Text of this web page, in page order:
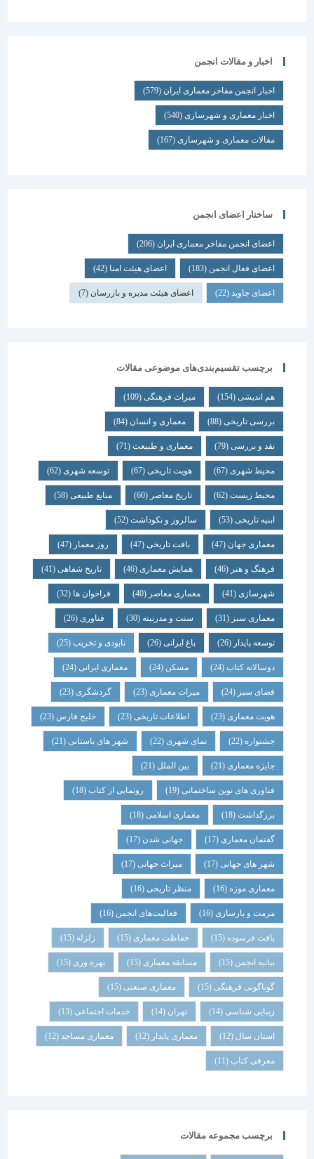
اخبار و مقالات انجمن
اخبار انجمن مفاخر معماری ایران (579)
اخبار معماری و شهرسازی(540)
مقالات معماری و شهرسازی(167)
ساختار اعضای انجمن
اعضای انجمن مفاخر معماری ایران (206)
اعضای فعال انجمن(183) اعضای هیئت امنا(42)
اعضای جاوید(22) اعضای هیئت مدیره و بازرسان(7)
برچسب تقسیم‌بندی‌های موضوعی مقالات
هم اندیشی (154) میراث فرهنگی (109)
بررسی تاریخی (88) معماری و انسان (84)
نقد و بررسی (79) معماری و طبیعت (71)
محیط شهری(67) هویت تاریخی(67) توسعه شهری(62)
محیط زیست(62) تاریخ معاصر(60) منابع طبیعی(58)
ابنیه تاریخی(53) سالروز و نکوداشت(52)
معماری جهان (47) بافت تاریخی(47) روز معمار(47)
فرهنگ و هنر(46) همایش معماری (46) تاریخ شفاهی (41)
شهرسازی(41) معماری معاصر(40) فراخوان ها (32)
معماری سبز(31) سنت و مدرنیته(30) فناوری (26)
توسعه پایدار(26) باغ ایرانی(26) نابودی و تخریب(25)
دوسالانه کتاب(24) مسکن (24) معماری ایرانی(24)
فضای سبز(24) میراث معماری (23) گردشگری (23)
هویت معماری (23) اطلاعات تاریخی(23) خلیج فارس(23)
جشنواره(22) نمای شهری(22) شهر های باستانی (21)
جایزه معماری (21) بین الملل(21)
فناوری های نوین ساختمانی(19) رونمایی از کتاب (18)
بزرگداشت (18) معماری اسلامی(18)
گفتمان معماری (17) جهانی شدن(17)
شهر های جهانی(17) میراث جهانی(17)
معماری موزه(16) منظر تاریخی (16)
مرمت و بازسازی(16) فعالیت‌های انجمن(16)
بافت فرسوده (15) حفاظت معماری (15) زلزله
بیانیه انجمن(15) مسابقه معماری (15) بهره وری(15)
گوناگونی فرهنگی (15) معماری صنعتی(15)
زیبایی شناسی (14) تهران خدمات اجتماعی (13)
استان سال(12) معماری پایدار (12) معماری مساجد(12)
معرفی کتاب(11)
برچسب مجموعه مقالات